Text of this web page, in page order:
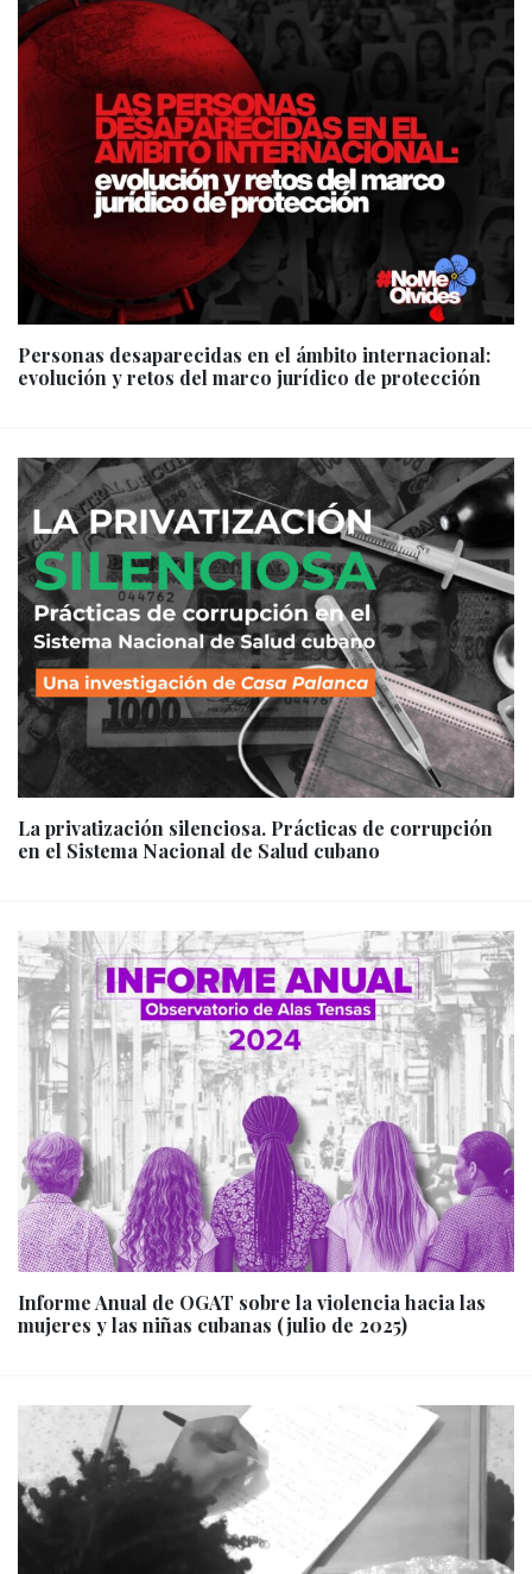
Personas desaparecidas en el ámbito internacional:
evolución y retos del marco jurídico de protección
La privatización silenciosa. Prácticas de corrupción
en el Sistema Nacional de Salud cubano
Informe Anual de OGAT sobre la violencia hacia las
mujeres y las niñas cubanas (julio de 2025)